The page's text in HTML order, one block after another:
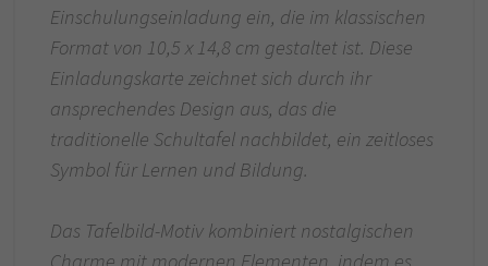
Einschulungseinladung ein, die im klassischen
Format von 10,5 x 14,8 cm gestaltet ist. Diese
Einladungskarte zeichnet sich durch ihr
ansprechendes Design aus, das die
traditionelle Schultafel nachbildet, ein zeitloses
Symbol für Lernen und Bildung.
Das Tafelbild-Motiv kombiniert nostalgischen